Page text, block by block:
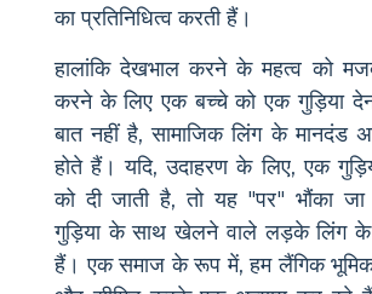
का प्रतिनिधित्व करती हैं।
हालांकि देखभाल करने के महत्व को
करने के लिए एक बच्चे को एक गुड़िया
बात नहीं है, सामाजिक लिंग के मानदंड
होते हैं। यदि, उदाहरण के लिए, एक
को दी जाती है, तो यह "पर" भौंका
गुड़िया के साथ खेलने वाले लड़के लिंग के
हैं। एक समाज के रूप में, हम लैंगिक